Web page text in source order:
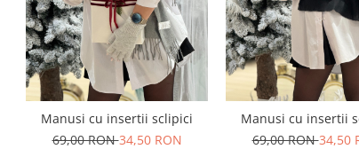
Manusi cu insertii sclipici
69,00 RON34,50 RON
Manusi cu insertii
69,00 RON34,50